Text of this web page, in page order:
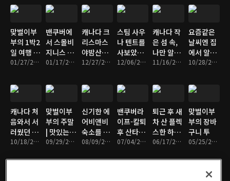
화마을 |
대정 양곱
한국 브이
로그
맞벌이부
부의 1박2
일 여행 to
Bowen01/27/2022 • 20분
밴쿠버에
서 스몰비
지니스 해
보기 | 카
Craft
Market다
01/17/2022 • 15분
캐나다 크
리스마스
야밤산책 |
코요테 12/27/2021 • 8분
스팀 사우
나 텐트를
사보았습
니다 | 캐
린 겨울나
기
12/06/2021 • 11분
캐나다 작
은 섬 속,
나만 알고
싶은 에어
11/16/2021 • 14분
요즘같은
날씨엔 집
에서 알싸
한 마라탕
10/28/2021 • 13분
캐나다 처
음와서 서
러웠던 유
학생/어학
절 썰
10/18/2021 • 9분
맞벌이부
부의 주말
| 맛있는
Tuna
09/29/2021 • 9분
신기한 에
어비앤비
숙소를 발
견했다 |
다 스럽구
08/09/2021 • 13분
밴쿠버라
이프-칼퇴
후 산타러
가자 | 잠
는 영상
07/04/2021 • 11분
퇴근 후 새
차 산 플렉
스한 하루
| 캐나다
부의 하루
06/17/2021 • 9분
맞벌이부
부의 장바
구니 투
05/25/2021 • 9분